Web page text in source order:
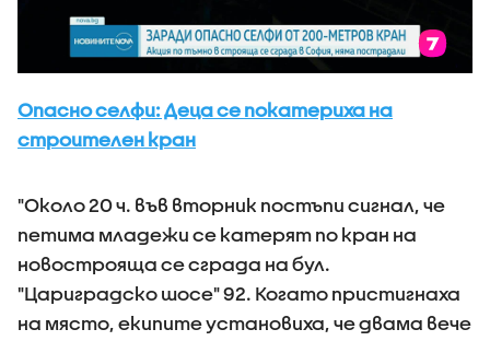
Опасно селфи: Деца се покатериха на
строителен кран
"Около 20 ч. във вторник постъпи сигнал, че
петима младежи се катерят по кран на
новострояща се сграда на бул.
"Цариградско шосе" 92. Когато пристигнаха
на място, екипите установиха, че двама вече